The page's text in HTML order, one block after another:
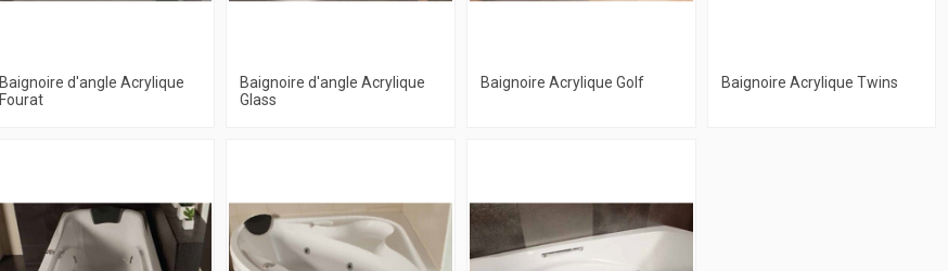
Baignoire d'angle Acrylique
Fourat
Baignoire d'angle Acrylique
Glass
Baignoire Acrylique Golf Baignoire Acrylique Twins